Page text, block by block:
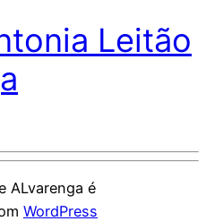
Leitão
ALvarenga é
WordPress